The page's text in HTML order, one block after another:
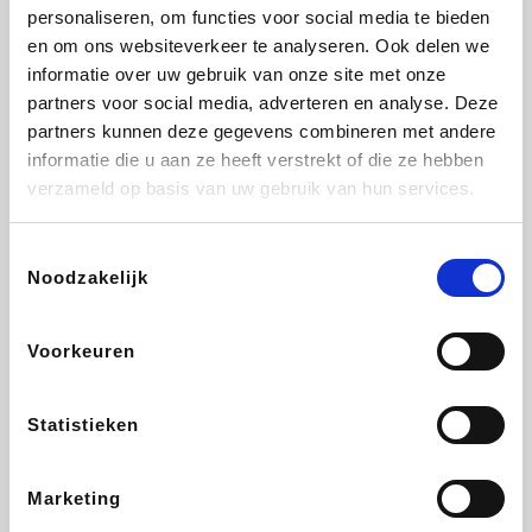
personaliseren, om functies voor social media te bieden
en om ons websiteverkeer te analyseren. Ook delen we
informatie over uw gebruik van onze site met onze
partners voor social media, adverteren en analyse. Deze
partners kunnen deze gegevens combineren met andere
informatie die u aan ze heeft verstrekt of die ze hebben
verzameld op basis van uw gebruik van hun services.
Noodzakelijk
Voorkeuren
Statistieken
Marketing
Vidaxl Lampenlicht.be Adidas Hotels.com
DectDirect
Brussels Airlines
ZEB Get Your Guide